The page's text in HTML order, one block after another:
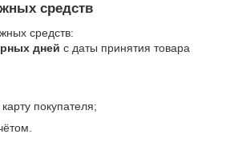
средств
средств:
дней с даты принятия товара
покупателя;